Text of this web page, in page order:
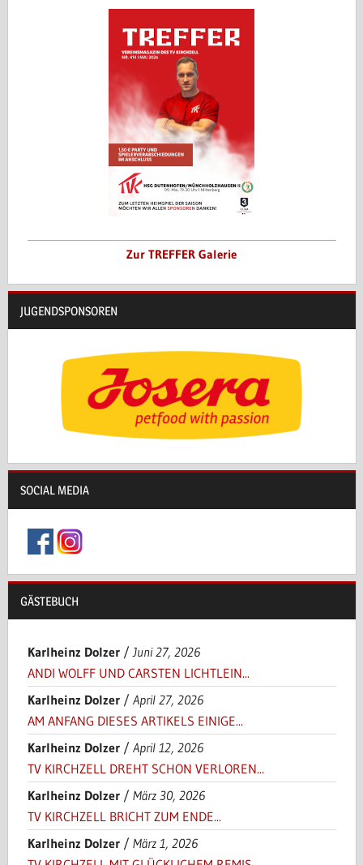
Zur TREFFER Galerie
JUGENDSPONSOREN
SOCIAL MEDIA
GÄSTEBUCH
Karlheinz Dolzer/Juni 27, 2026
ANDI WOLFF UND CARSTEN LICHTLEIN...
Karlheinz Dolzer/ April 27, 2026
AM ANFANG DIESES ARTIKELS EINIGE...
Karlheinz Dolzer/ April 12, 2026
TV KIRCHZELL DREHT SCHON VERLOREN...
Karlheinz Dolzer/ März 30, 2026
TV KIRCHZELL BRICHT ZUM ENDE...
Karlheinz Dolzer/ März 1, 2026